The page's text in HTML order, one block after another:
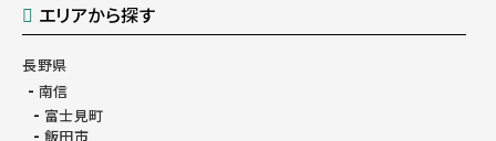
エリアから探す
長野県
南信
富士見町
飯田市